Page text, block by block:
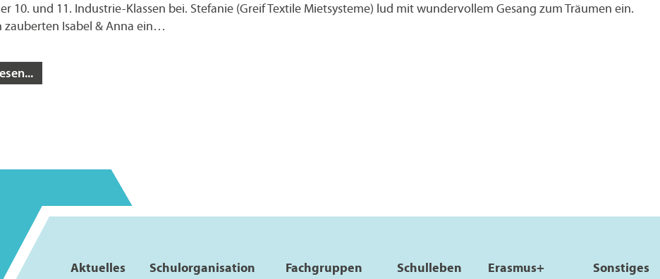
10. und 11. Industrie-Klassen bei. Stefanie (Greif Textile Mietsysteme) lud mit wundervollem Gesang zum Träumen ein.
zauberten Isabel & Anna ein…
Aktuelles Schulorganisation Fachgruppen Schulleben Erasmus+ Sonstiges